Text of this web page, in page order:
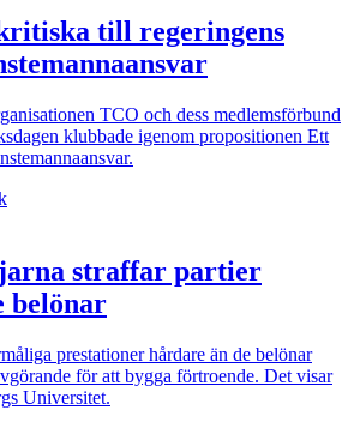
till regeringens
TCO och dess medlemsförbund
klubbade igenom propositionen Ett
straffar partier
belönar
prestationer hårdare än de belönar
för att bygga förtroende. Det visar
Universitet.